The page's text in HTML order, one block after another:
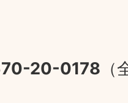
20-0178